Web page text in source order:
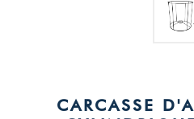
CARCASSE